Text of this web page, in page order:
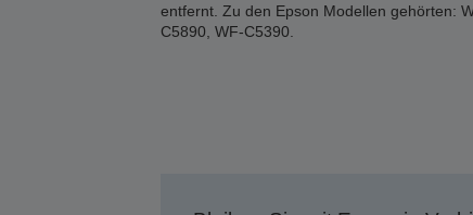
entfernt. Zu den Epson Modellen gehörten:
C5890, WF-C5390.